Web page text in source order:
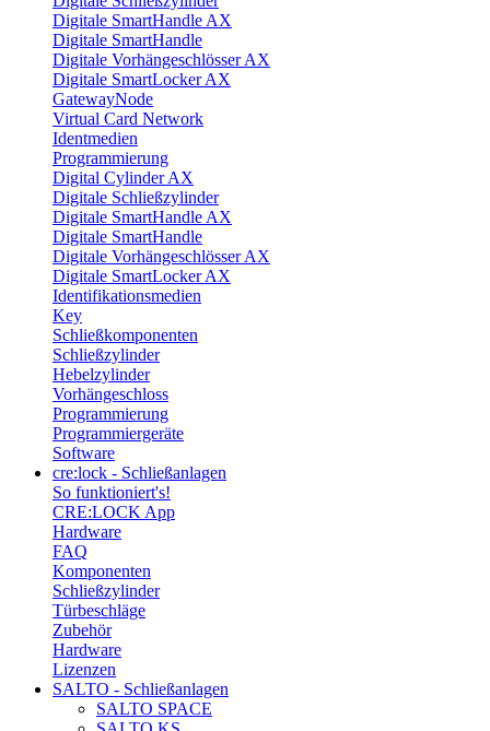
Digitale SmartHandle AX
Digitale SmartHandle
Digitale Vorhängeschlösser AX
Digitale SmartLocker AX
GatewayNode
Virtual Card Network
Identmedien
Programmierung
Digital Cylinder AX
Digitale Schließzylinder
Digitale SmartHandle AX
Digitale SmartHandle
Digitale Vorhängeschlösser AX
Digitale SmartLocker AX
Identifikationsmedien
Key
Schließkomponenten
Schließzylinder
Hebelzylinder
Vorhängeschloss
Programmierung
Programmiergeräte
Software
cre:lock - Schließanlagen
So funktioniert's!
CRE:LOCK App
Hardware
FAQ
Komponenten
Schließzylinder
Türbeschläge
Zubehör
Hardware
Lizenzen
SALTO - Schließanlagen
SALTO SPACE